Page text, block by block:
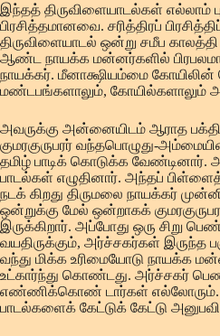
இந்தத் திருவிளையாடல்கள் எல்லாம்
பிரசித்தமானவை. சரித்திரப்
திருவிளையாடல் ஒன்று சமீப
ஆண்ட நாயக்க மன்னர்களில்
நாயக்கர். மீனாக்ஷியம்மை கோயிலின்
மண்டபங்களாலும், கோயில்களாலும்
அவருக்கு அன்னையிடம் ஆராத
குமரகுருபரர் வந்தபொழுது-
தமிழ் பாடிக் கொடுக்க வேண்டினார்.
பாடல்கள் எழுதினார். அந்தப்
நடக் கிறது திருமலை நாயக்கர்
ஒன்றுக்கு மேல் ஒன்றாகக்
இருக்கிறார். அப்போது ஒரு சிறு
வயதிருக்கும், அர்ச்சகர்கள் இருந்த
வந்து மிக்க உரிமையோடு நாயக்க
உட்கார்ந்து கொண்டது. அர்ச்சகர்
எண்ணிக்கொண் டார்கள்
பாடல்களைக் கேட்டுக் கேட்டு